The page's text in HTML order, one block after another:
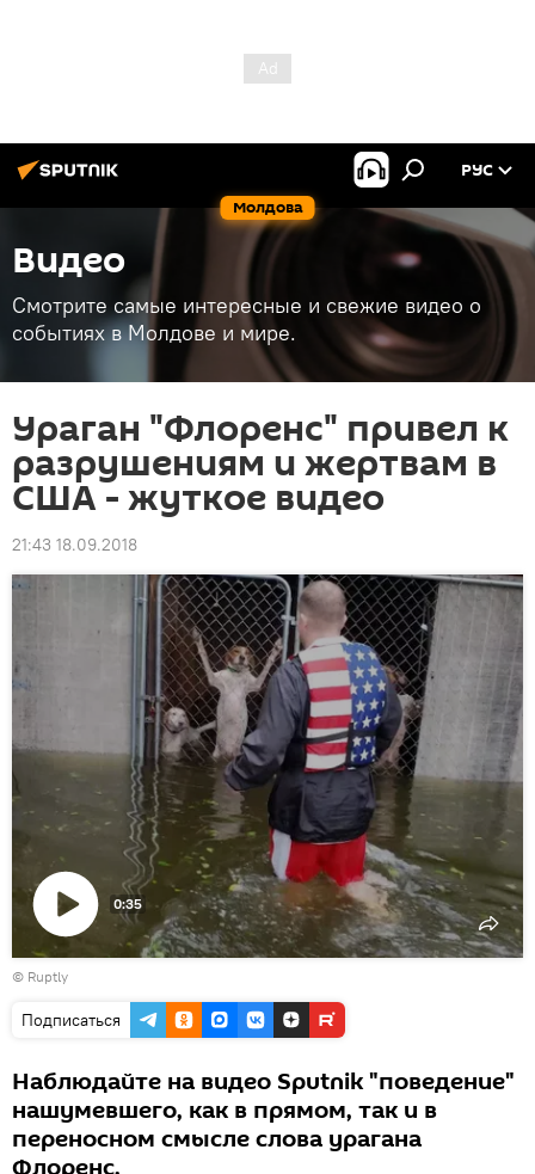
Молдова
РУС
Видео
Смотрите самые интересные и свежие видео о
событиях в Молдове и мире.
Ураган "Флоренс" привел к
разрушениям и жертвам в
США - жуткое видео
21:43 18.09.2018
Воспроизвести
видео
0:35
© Ruptly
Подписаться
Наблюдайте на видео Sputnik "поведение"
нашумевшего, как в прямом, так и в
переносном смысле слова урагана